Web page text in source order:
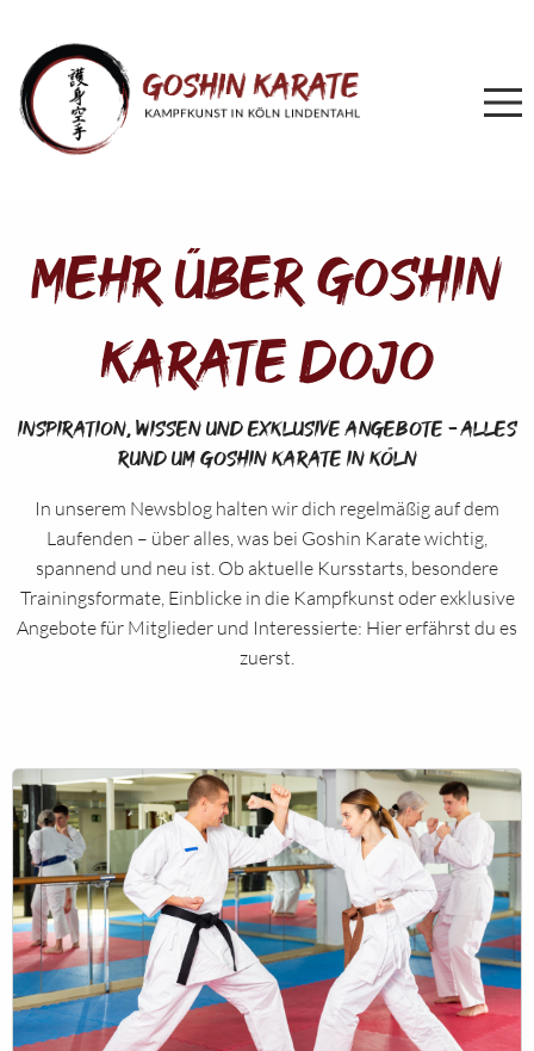
Mehr über Goshin
Karate Dojo
Inspiration, Wissen und exklusive Angebote – alles
rund um Goshin Karate in Köln
In unserem Newsblog halten wir dich regelmäßig auf dem
Laufenden – über alles, was bei Goshin Karate wichtig,
spannend und neu ist. Ob aktuelle Kursstarts, besondere
Trainingsformate, Einblicke in die Kampfkunst oder exklusive
Angebote für Mitglieder und Interessierte: Hier erfährst du es
zuerst.